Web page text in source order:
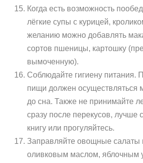
Когда есть возможность
лёгкие супы с курицей,
желанию можно добавлять
сортов пшеницы, картошку
вымоченную).
Соблюдайте гигиену питания.
пищи должен осуществляться
до сна. Также не принимайте
сразу после перекусов, лучше
книгу или прогуляйтесь.
Заправляйте овощные салаты
оливковым маслом, яблочным